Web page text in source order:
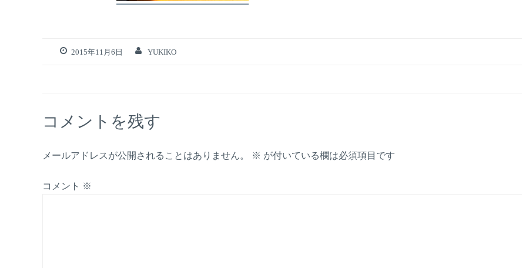
2015年11月6日 YUKIKO
コメントを残す
メールアドレスが公開されることはありません。 ※ が付いている欄は必須項目です
コメント ※